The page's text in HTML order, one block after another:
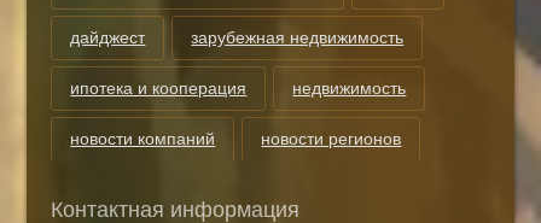
дайджест зарубежная недвижимость
ипотека и кооперация недвижимость
новости компаний новости регионов
Контактная информация